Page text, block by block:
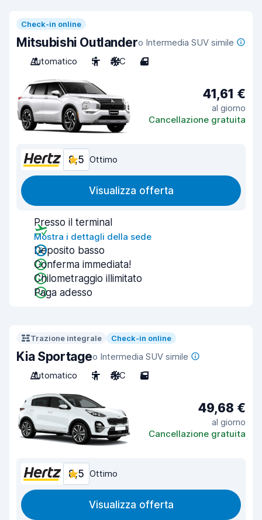
Check-in online
Mitsubishi Outlandero Intermedia SUV simile
Automatico
5 A/C 4
41,61 €
al giorno
Cancellazione gratuita
8,5 Ottimo
Visualizza offerta
Presso il terminal
Mostra i dettagli della sede
Deposito basso
Conferma immediata!
Chilometraggio illimitato
Paga adesso
Trazione integrale Check-in online
Kia Sportageo Intermedia SUV simile
Automatico
5 A/C 5
49,68 €
al giorno
Cancellazione gratuita
8,5 Ottimo
Visualizza offerta